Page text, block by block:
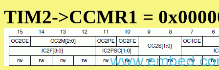
TIM2->CCMR1 =